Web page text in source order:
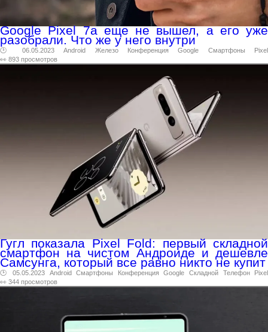
Google Pixel 7a еще не вышел, а его уже
разобрали. Что же у него внутри
🕑 06.05.2023 Android Железо Конференция Google Смартфоны
Pixel
👀 893 просмотров
Гугл показала Pixel Fold: первый складной
смартфон на чистом Андроиде и дешевле
Самсунга, который все равно никто не купит
🕑 05.05.2023 Android Смартфоны Конференция Google Складной Телефон
Pixel
👀 344 просмотров